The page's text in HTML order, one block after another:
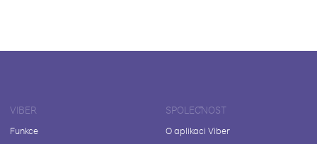
VIBER
Funkce
SPOLEČNOST
O aplikaci Viber